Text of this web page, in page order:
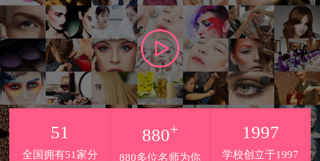
51
全国拥有51家分
880+
880多位名师为你
1997
学校创立于1997